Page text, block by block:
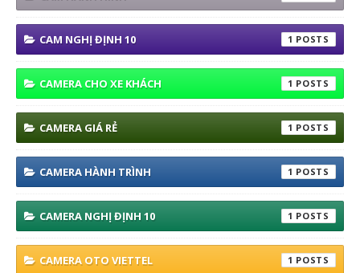
CAM NGHỊ ĐỊNH 10 1
CAMERA CHO XE KHÁCH 1
CAMERA GIÁ RẺ 1
CAMERA HÀNH TRÌNH 1
CAMERA NGHỊ ĐỊNH 10 1
CAMERA OTO VIETTEL 1